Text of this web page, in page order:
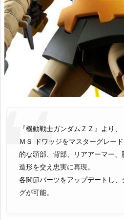
『機動戦士ガンダムＺＺ』より
ＭＳ ドワッジをマスターグレー
的な頭部、背部、リアアーマー
造形を交え忠実に再現。
各関節パーツをアップデートし
グが可能。